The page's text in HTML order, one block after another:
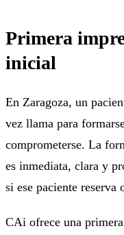
Primera
inicial
En Zaragoza, un
vez llama para
comprometerse. La
es inmediata, clara y
si ese paciente reserva
CAi ofrece una